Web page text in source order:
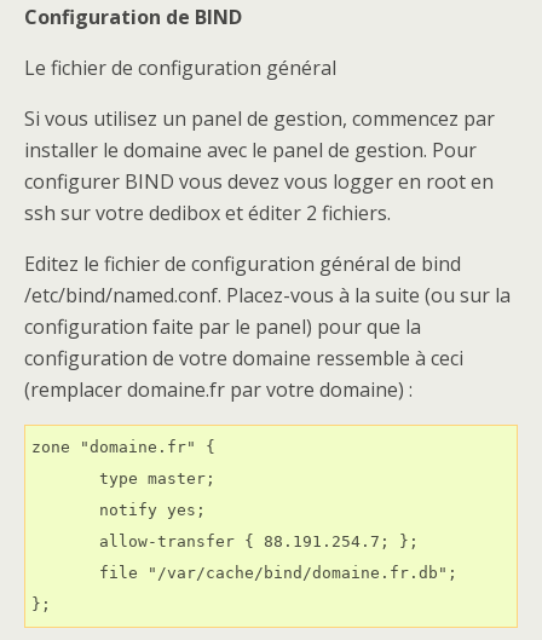
Configuration de BIND
Le fichier de configuration général
Si vous utilisez un panel de gestion, commencez par
installer le domaine avec le panel de gestion. Pour
configurer BIND vous devez vous logger en root en
ssh sur votre dedibox et éditer 2 fichiers.
Editez le fichier de configuration général de bind
/etc/bind/named.conf. Placez-vous à la suite (ou sur la
configuration faite par le panel) pour que la
configuration de votre domaine ressemble à ceci
(remplacer domaine.fr par votre domaine) :
zone "domaine.fr" {
       type master;
       notify yes;
       allow-transfer { 88.191.254.7; };
       file "/var/cache/bind/domaine.fr.db";
};